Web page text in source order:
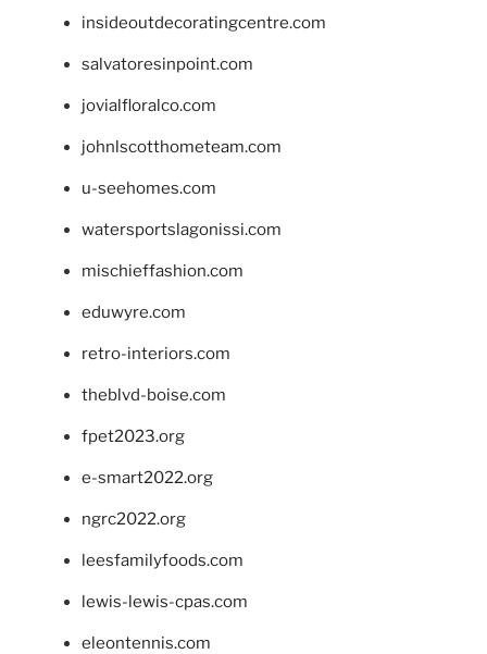
insideoutdecoratingcentre.com
salvatoresinpoint.com
jovialfloralco.com
johnlscotthometeam.com
u-seehomes.com
watersportslagonissi.com
mischieffashion.com
eduwyre.com
retro-interiors.com
theblvd-boise.com
fpet2023.org
e-smart2022.org
ngrc2022.org
leesfamilyfoods.com
lewis-lewis-cpas.com
eleontennis.com